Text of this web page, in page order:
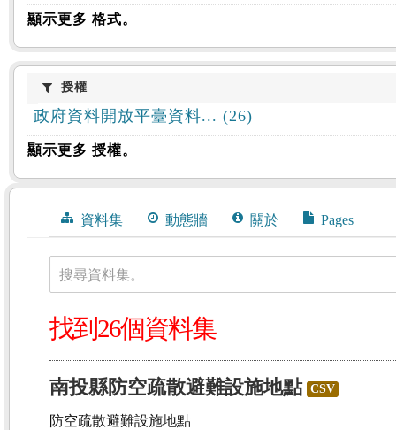
顯示更多 格式。
授權授權
政府資料開放平臺資料... (26)
顯示更多 授權。
資料集 動態牆 關於 Pages
搜尋資料集。
找到26個資料集
南投縣防空疏散避難設施地點 CSV
防空疏散避難設施地點